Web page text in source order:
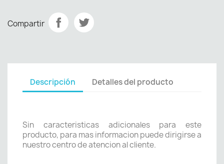
Compartir
Descripción Detalles del producto
Sin caracteristicas adicionales para este
producto, para mas informacion puede dirigirse a
nuestro centro de atencion al cliente.